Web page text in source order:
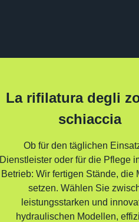
La rifilatura degli
schiaccia
Ob für den täglichen
Dienstleister oder für die Pflege
Betrieb: Wir fertigen Stände, die
setzen. Wählen Sie
leistungsstarken und
hydraulischen Modellen,